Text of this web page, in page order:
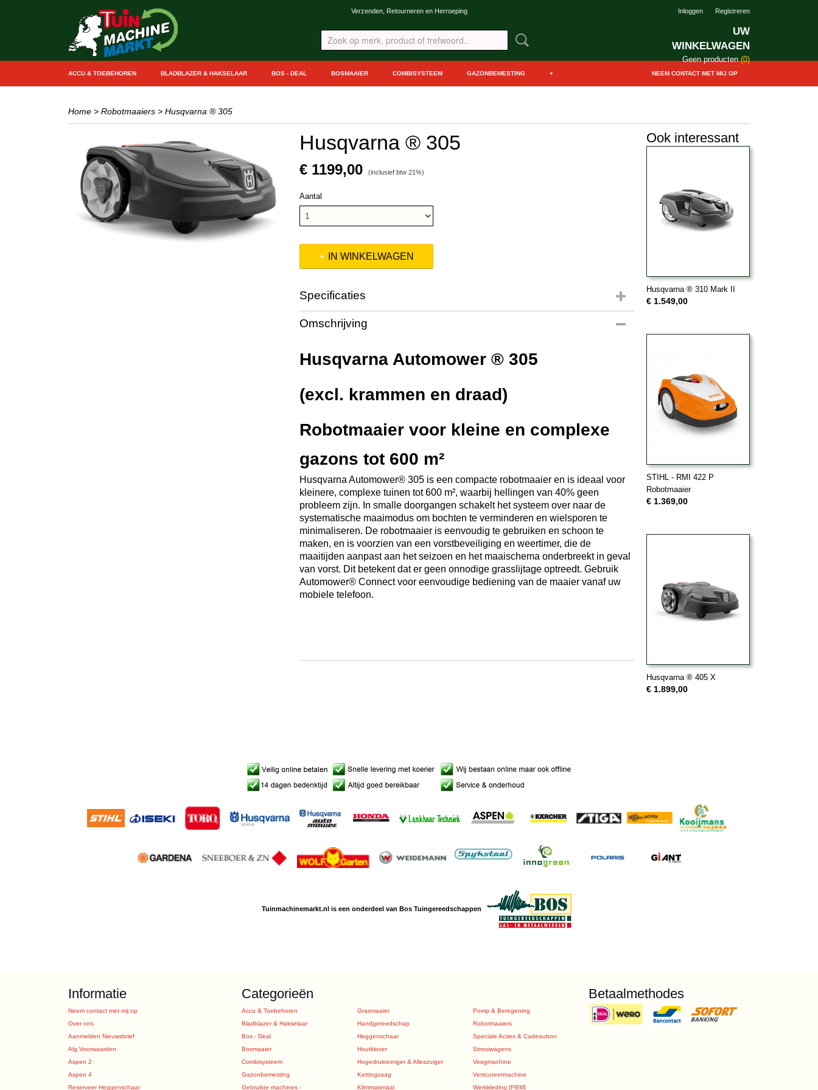
Verzenden, Retourneren en Herroeping Inloggen Registreren
UW
WINKELWAGEN
Geen producten(0)
NEEM CONTACT MET MIJ OP
ACCU & TOEBEHOREN BLADBLAZER & HAKSELAAR BOS - DEAL BOSMAAIER COMBISYSTEEM GAZONBEMESTING +
Home > Robotmaaiers > Husqvarna ® 305
Husqvarna ® 305
€ 1199,00 (inclusief btw 21%)
Aantal
IN WINKELWAGEN
Specificaties
Productcode leverancier
Omschrijving
Husqvarna Automower ® 305
(excl. krammen en draad)
Robotmaaier voor kleine en complexe
gazons tot 600 m²
Husqvarna Automower® 305 is een compacte robotmaaier en is ideaal voor
kleinere, complexe tuinen tot 600 m², waarbij hellingen van 40% geen
probleem zijn. In smalle doorgangen schakelt het systeem over naar de
systematische maaimodus om bochten te verminderen en wielsporen te
minimaliseren. De robotmaaier is eenvoudig te gebruiken en schoon te
maken, en is voorzien van een vorstbeveiliging en weertimer, die de
maaitijden aanpast aan het seizoen en het maaischema onderbreekt in geval
van vorst. Dit betekent dat er geen onnodige grasslijtage optreedt. Gebruik
Automower® Connect voor eenvoudige bediening van de maaier vanaf uw
mobiele telefoon.
Ook interessant
Husqvarna ® 310 Mark II
€ 1.549,00
STIHL - RMI 422 P
Robotmaaier
€ 1.369,00
Husqvarna ® 405 X
€ 1.899,00
Tuinmachinemarkt.nl is een onderdeel van Bos Tuingereedschappen
Informatie
Neem contact met mij op
Over ons
Aanmelden Nieuwsbrief
Alg.Voorwaarden
Aspen 2
Aspen 4
Reserveer Heggenschaar
Categorieën
Accu & Toebehoren
Bladblazer & Hakselaar
Bos - Deal
Bosmaaier
Combisysteem
Gazonbemesting
Gebruikte machines -
Grasmaaier
Handgereedschap
Heggenschaar
Houtklover
Hogedrukreiniger & Alleszuiger
Kettingzaag
Klimmateriaal
Pomp & Beregening
Robotmaaiers
Speciale Acties & Cadeaubon
Strooiwagens
Veegmachine
Verticuteermachine
Werkkleding [PBM]
Betaalmethodes